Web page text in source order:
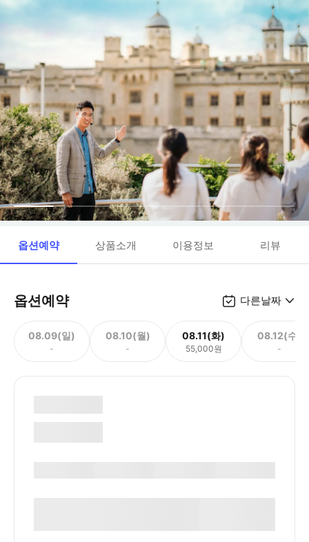
옵션예약 상품소개 이용정보 리뷰
옵션예약 다른날짜
08.09(일)
-
08.10(월)
-
08.11(화)
55,000원
08.12(수)
-